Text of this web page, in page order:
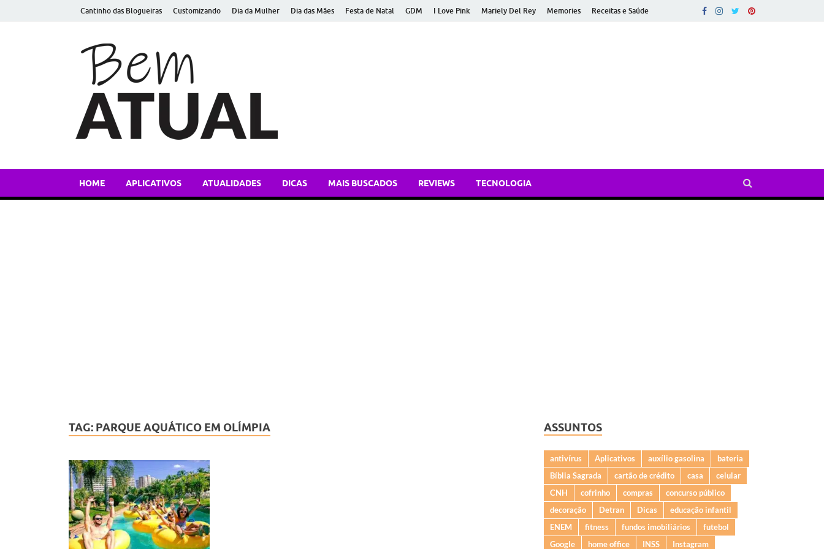
Cantinho das Blogueiras Customizando Dia da Mulher Dia das Mães Festa de Natal GDM I Love Pink Mariely Del Rey Memories Receitas e Saúde
HOME APLICATIVOS ATUALIDADES DICAS MAIS BUSCADOS REVIEWS TECNOLOGIA
TAG: PARQUE AQUÁTICO EM OLÍMPIA ASSUNTOS
antivírus Aplicativos auxílio gasolina
bateria
Bíblia Sagrada
cartão de crédito casa
celular
CNH
cofrinho compras
concurso público
decoração
Detran Dicas
educação infantil
ENEM
fitness fundos imobiliários
futebol
Google
home office INSS Instagram